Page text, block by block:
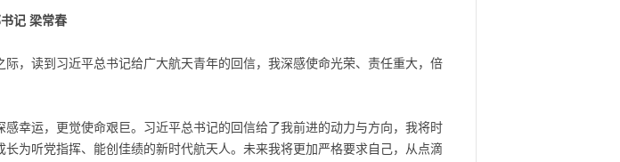
记 梁常春
，读到习近平总书记给广大航天青年的回信，我深感使命光荣、责任重大，倍
幸运，更觉使命艰巨。习近平总书记的回信给了我前进的动力与方向，我将时
为听党指挥、能创佳绩的新时代航天人。未来我将更加严格要求自己，从点滴